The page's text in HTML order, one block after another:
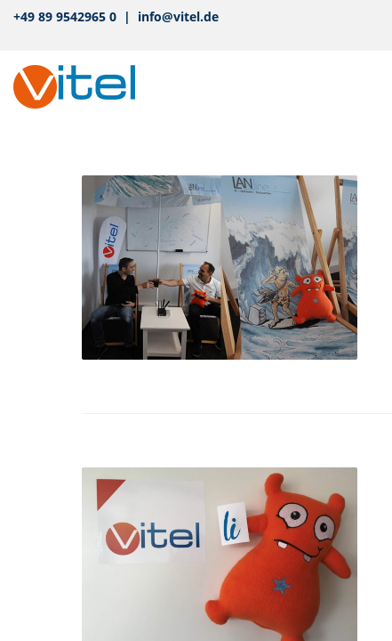
+49 89 9542965 0 | info@vitel.de